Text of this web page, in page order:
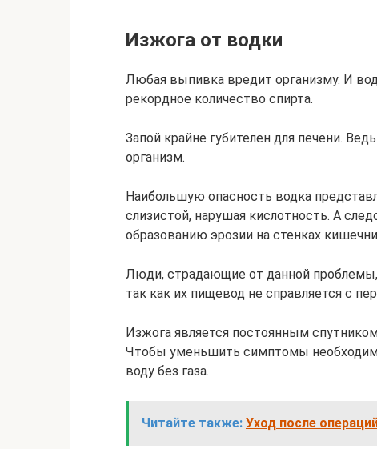
Изжога от водки
Любая выпивка вредит организму. И
рекордное количество спирта.
Запой крайне губителен для печени.
организм.
Наибольшую опасность водка
слизистой, нарушая кислотность. А
образованию эрозии на стенках
Люди, страдающие от данной
так как их пищевод не справляется с
Изжога является постоянным
Чтобы уменьшить симптомы
воду без газа.
Читайте также: Уход после